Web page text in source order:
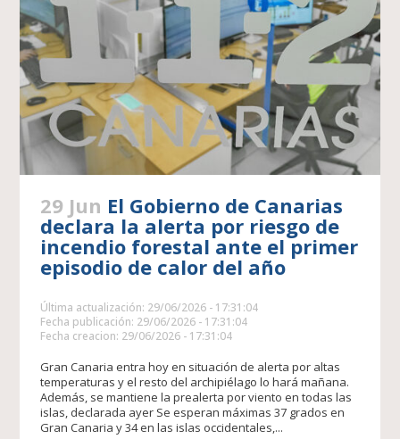
29 Jun El Gobierno de Canarias
declara la alerta por riesgo de
incendio forestal ante el primer
episodio de calor del año
Última actualización: 29/06/2026 - 17:31:04
Fecha publicación: 29/06/2026 - 17:31:04
Fecha creacion: 29/06/2026 - 17:31:04
Gran Canaria entra hoy en situación de alerta por altas
temperaturas y el resto del archipiélago lo hará mañana.
Además, se mantiene la prealerta por viento en todas las
islas, declarada ayer Se esperan máximas 37 grados en
Gran Canaria y 34 en las islas occidentales,...